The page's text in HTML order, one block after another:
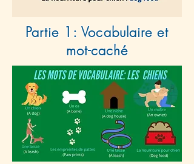
Partie 1: Vocabulaire et
mot-caché